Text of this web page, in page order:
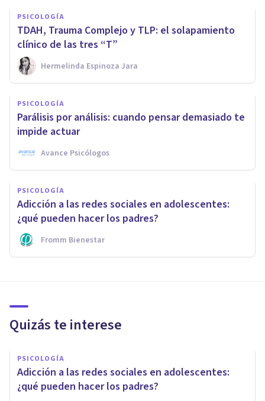
PSICOLOGÍA
TDAH, Trauma Complejo y TLP: el solapamiento
clínico de las tres “T”
Hermelinda Espinoza Jara
PSICOLOGÍA
Parálisis por análisis: cuando pensar demasiado te
impide actuar
Avance Psicólogos
PSICOLOGÍA
Adicción a las redes sociales en adolescentes:
¿qué pueden hacer los padres?
Fromm Bienestar
Quizás te interese
PSICOLOGÍA
Adicción a las redes sociales en adolescentes:
¿qué pueden hacer los padres?